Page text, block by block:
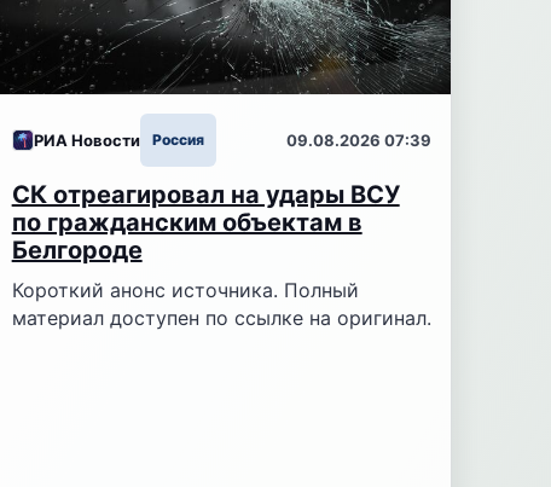
РИА Новости Россия 09.08.2026 07:39
СК отреагировал на удары ВСУ
по гражданским объектам в
Белгороде
Короткий анонс источника. Полный
материал доступен по ссылке на оригинал.